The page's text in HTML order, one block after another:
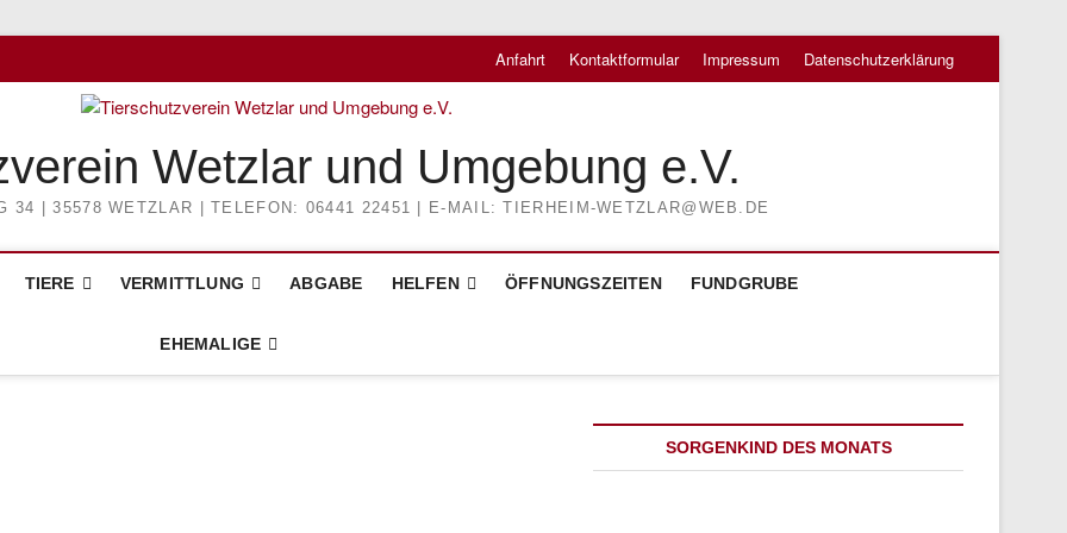
Anfahrt Kontaktformular Impressum Datenschutzerklärung
Wetzlar und Umgebung e.V.
34 | 35578 WETZLAR | TELEFON: 06441 22451 | E-MAIL: TIERHEIM-WETZLAR@WEB.DE
TIERE VERMITTLUNG ABGABE HELFEN ÖFFNUNGSZEITEN FUNDGRUBE
EHEMALIGE
SORGENKIND DES MONATS